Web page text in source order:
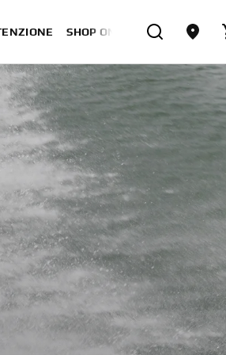
SHOP ONLINE